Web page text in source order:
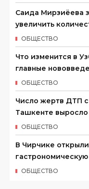
Саида Мирзиёева
увеличить
ОБЩЕСТВО
Что изменится в
главные
ОБЩЕСТВО
Число жертв ДТП
Ташкенте
ОБЩЕСТВО
В Чирчике
гастрономическую
ОБЩЕСТВО